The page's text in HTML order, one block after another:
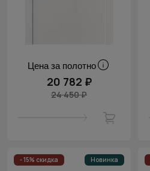
Цена за полотно
20 782 ₽
24 450 ₽
- 15% скидка Новинка